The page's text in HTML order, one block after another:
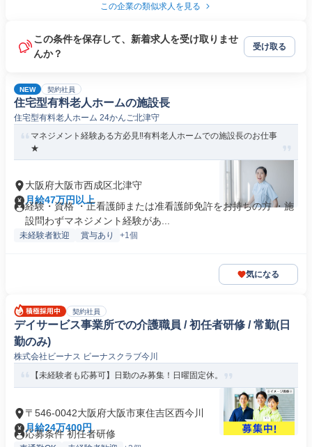
この企業の類似求人を見る
この条件を保存して、新着求人を受け取りませ
んか？
受け取る
NEW 契約社員
住宅型有料老人ホームの施設長
住宅型有料老人ホーム 24かんご北津守
マネジメント経験ある方必見‼有料老人ホームでの施設長のお仕事
★
大阪府大阪市西成区北津守
月給47万円以上
経験・資格 ・正看護師または准看護師免許をお持ちの方 ・施
設問わずマネジメント経験があ...
未経験者歓迎 賞与あり +1個
気になる
契約社員
デイサービス事業所での介護職員 / 初任者研修 / 常勤(日
勤のみ)
株式会社ビーナス ビーナスクラブ今川
【未経験者も応募可】日勤のみ募集！日曜固定休。
〒546-0042大阪府大阪市東住吉区西今川
月給24万400円
応募条件 初任者研修